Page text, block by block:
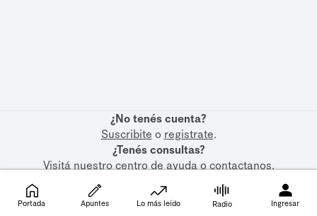
¿No tenés cuenta?
Suscribite o registrate.
¿Tenés consultas?
Visitá nuestrocentro de ayudaocontactanos.
Portada Apuntes Lo más leído Radio Ingresar